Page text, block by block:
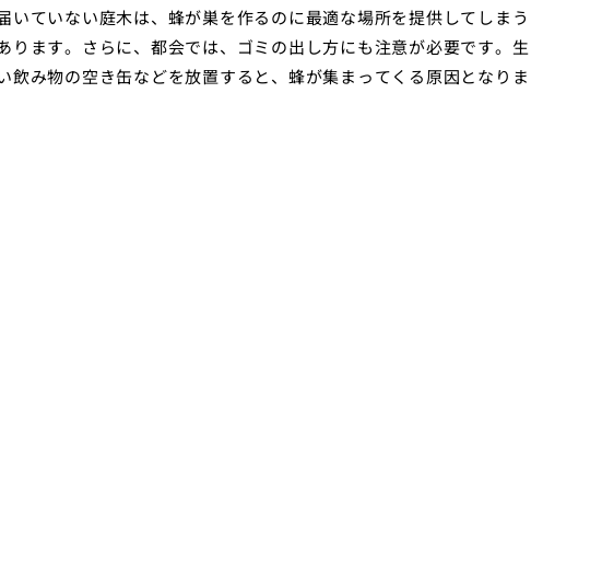
いていない庭木は、蜂が巣を作るのに最適な場所を提供してしまう
ります。さらに、都会では、ゴミの出し方にも注意が必要です。生
飲み物の空き缶などを放置すると、蜂が集まってくる原因となりま